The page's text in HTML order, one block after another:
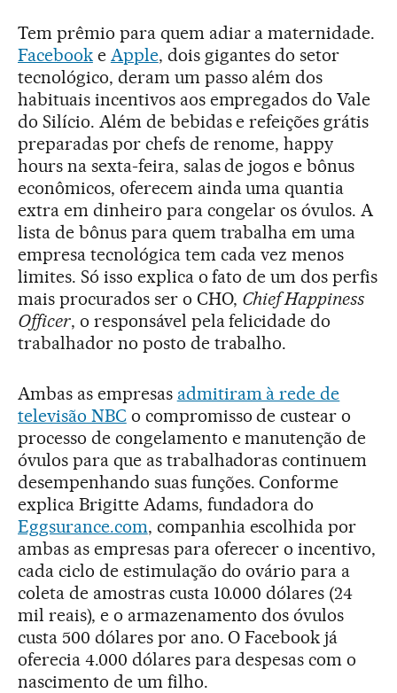
Tem prêmio para quem adiar a maternidade.
Facebooke Apple, dois gigantes do setor
tecnológico, deram um passo além dos
habituais incentivos aos empregados do Vale
do Silício. Além de bebidas e refeições grátis
preparadas por chefs de renome, happy
hours na sexta-feira, salas de jogos e bônus
econômicos, oferecem ainda uma quantia
extra em dinheiro para congelar os óvulos. A
lista de bônus para quem trabalha em uma
empresa tecnológica tem cada vez menos
limites. Só isso explica o fato de um dos perfis
mais procurados ser o CHO, Chief Happiness
Officer, o responsável pela felicidade do
trabalhador no posto de trabalho.
Ambas as empresas admitiram à rede de
televisão NBCo compromisso de custear o
processo de congelamento e manutenção de
óvulos para que as trabalhadoras continuem
desempenhando suas funções. Conforme
explica Brigitte Adams, fundadora do
Eggsurance.com, companhia escolhida por
ambas as empresas para oferecer o incentivo,
cada ciclo de estimulação do ovário para a
coleta de amostras custa 10.000 dólares (24
mil reais), e o armazenamento dos óvulos
custa 500 dólares por ano. O Facebook já
oferecia 4.000 dólares para despesas com o
nascimento de um filho.